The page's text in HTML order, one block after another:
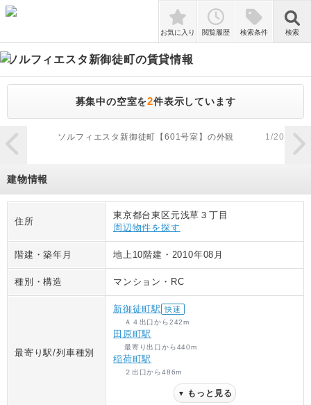
検索
お気に入り 閲覧履歴 検索条件 検索
ソルフィエスタ新御徒町の賃貸情報
募集中の空室を2件表示しています
zoom_in
ソルフィエスタ新御徒町【601号室】の外観 1/20
建物情報
住所
東京都台東区元浅草３丁目
周辺物件を探す
階建・築年月 地上10階建 ・ 2010年08月
種別・構造 マンション ・ RC
最寄り駅/列車種別
新御徒町駅 快速
Ａ４出口から242m
田原町駅
最寄り出口から440m
稲荷町駅
２出口から486m
▼ もっと見る